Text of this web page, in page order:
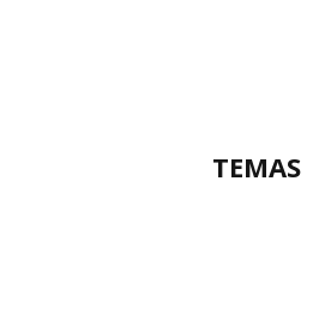
TEMAS